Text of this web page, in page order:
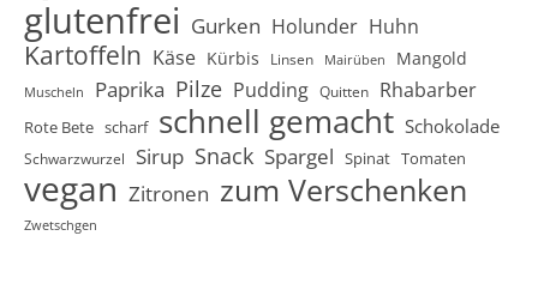
glutenfrei Gurken Holunder Huhn
Kartoffeln Käse Kürbis Linsen Mairüben Mangold
Muscheln Paprika Pilze Pudding Quitten Rhabarber
Rote Bete scharf schnell gemacht Schokolade
Schwarzwurzel Sirup Snack Spargel Spinat Tomaten
vegan Zitronen zum Verschenken
Zwetschgen